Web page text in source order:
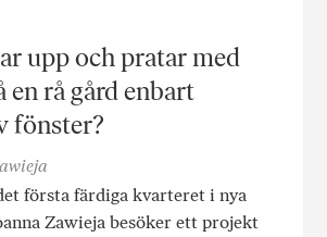
upp och pratar med
en rå gård enbart
fönster?
första färdiga kvarteret i nya
Zawieja besöker ett projekt